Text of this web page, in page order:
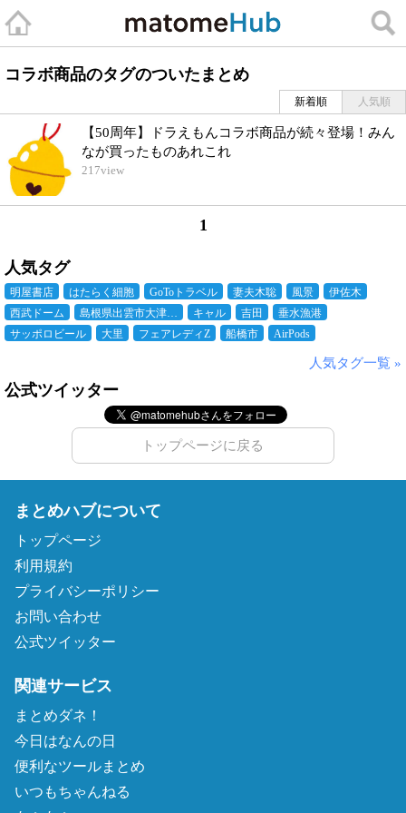
コラボ商品のタグのついたまとめ
新着順 人気順
【50周年】ドラえもんコラボ商品が続々登場！みん
なが買ったものあれこれ
217view
1
人気タグ
明屋書店 はたらく細胞 GoToトラベル 妻夫木聡 風景
伊佐木
西武ドーム
島根県出雲市大津… キャル 吉田
垂水漁港
サッポロビール
大里 フェアレディZ 船橋市 AirPods
人気タグ一覧 »
公式ツイッター
トップページに戻る
まとめハブについて
トップページ
利用規約
プライバシーポリシー
お問い合わせ
公式ツイッター
関連サービス
まとめダネ！
今日はなんの日
便利なツールまとめ
いつもちゃんねる